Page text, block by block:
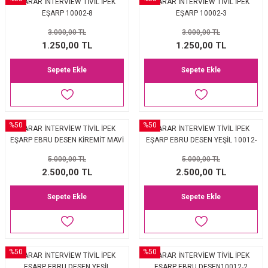
2025-2026 SONBAHAR KIŞ
JAKAR EŞARP
PAMUK EŞARP
İPEK KOTON EŞARP
MONOGRAM ŞAL
MEDİNE İPEĞİ ŞAL
SARAR İNTERVİEW TİVİL İPEK
EŞARP 10002-8
3.000,00 TL
1.250,00 TL
Sepete Ekle
SARAR İNTERVİEW TİVİL İPEK
EŞARP 10002-3
3.000,00 TL
1.250,00 TL
Sepete Ekle
%50SARAR İNTERVİEW TİVİL İPEK
EŞARP EBRU DESEN KİREMİT MAVİ
5.000,00 TL
2.500,00 TL
Sepete Ekle
%50SARAR İNTERVİEW TİVİL İPEK
EŞARP EBRU DESEN YEŞİL 10012-
5.000,00 TL
2.500,00 TL
Sepete Ekle
%50SARAR İNTERVİEW TİVİL İPEK
%50SARAR İNTERVİEW TİVİL İPEK